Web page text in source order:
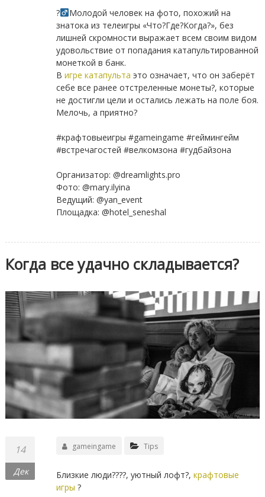
?‍
Молодой человек на фото, похожий на
знатока из телеигры «Что?Где?Когда?», без
лишней скромности выражает всем своим видом
удовольствие от попадания катапультированной
монеткой в банк.
В игре катапульта это означает, что он заберёт
себе все ранее отстреленные монеты?, которые
не достигли цели и остались лежать на поле боя.
Мелочь, а приятно?
#крафтовыеигры #gameingame #геймингейм
#встречагостей #велкомзона #гудбайзона
Организатор: @dreamlights.pro
Фото: @mary.ilyina
Ведущий: @yan_event
Площадка: @hotel_seneshal
Когда все удачно складывается?
14
Дек
gameingame Tips
Близкие люди?‍?‍?‍?, уютный лофт?, крафтовые
игры ?